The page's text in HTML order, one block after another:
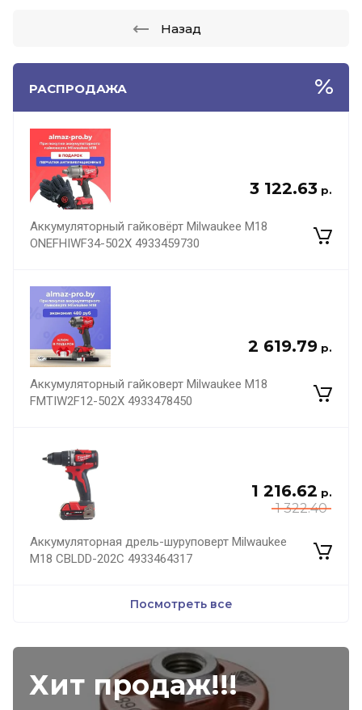
РАСПРОДАЖА
3 122.63 р.
Аккумуляторный гайковёрт Milwaukee M18
ONEFHIWF34-502X 4933459730
2 619.79 р.
Аккумуляторный гайковерт Milwaukee M18
FMTIW2F12-502X 4933478450
1 322.40
1 216.62 р.
Аккумуляторная дрель-шуруповерт Milwaukee
M18 CBLDD-202C 4933464317
Посмотреть все
Хит продаж!!!
Назад